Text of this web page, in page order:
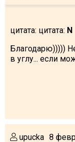
цитата: цитата: N
Благодарю)))))
в углу... если
upucka 8